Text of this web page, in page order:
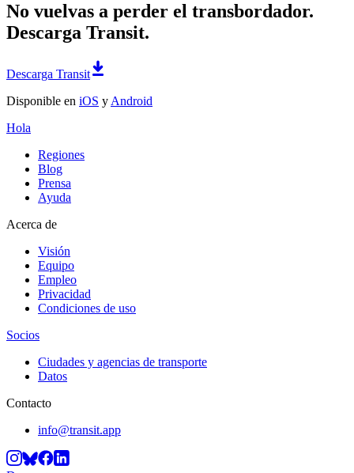
No vuelvas a perder el transbordador.
Descarga Transit.
Descarga Transit
Disponible en iOS y Android
Hola
Regiones
Blog
Prensa
Ayuda
Acerca de
Visión
Equipo
Empleo
Privacidad
Condiciones de uso
Socios
Ciudades y agencias de transporte
Datos
Contacto
info@transit.app